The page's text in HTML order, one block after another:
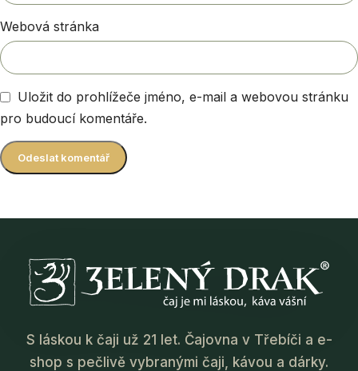
Webová stránka
Uložit do prohlížeče jméno, e-mail a webovou stránku
pro budoucí komentáře.
S láskou k čaji už 21 let. Čajovna v Třebíči a e-
shop s pečlivě vybranými čaji, kávou a dárky.